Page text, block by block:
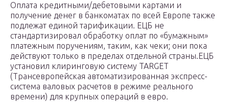
Оплата кредитными/дебетовыми картами и
получение денег в банкоматах по всей Европе также
подлежат единой тарификации. ЕЦБ не
стандартизировал обработку оплат по «бумажным»
платежным поручениям, таким, как чеки; они пока
действуют только в пределах отдельной страны.ЕЦБ
установил клиринговую систему TARGET
(Трансевропейская автоматизированная экспресс-
система валовых расчетов в режиме реального
времени) для крупных операций в евро.